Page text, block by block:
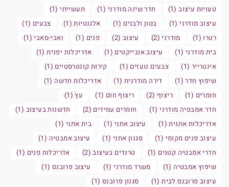
טעויות עיצוב (1)
חדר שינה מודרני (1)
תעשייתי (1)
עיצוב מודרני (1)
בטון ולבנים (1) אלגנטיות (1)
צבעים (1)
רטרו (1)
מודרני (2) עיצוב (2) פנים (1)
ואבי-סאבי (1)
בית מודרני (1)
עיצוב אובייקטים (1)
אדריכלות יפנית (1)
אינטרייר (1)
צבעים נועזים (1)
קירות קונטרסטיים (1)
שיפוץ חדר (1)
דירה מודרנית (1)
אדריכלות חדשה (1)
חומרים (1)
ריצוף (2) ריצוף חום (1)
עץ (1)
חדר אמבטיה מודרני (1)
חומרים עמידים (2)
חדשנות בעיצוב (1)
אדריכלות אתנית (1)
עיצוב אתני (1)
בית אתני (1)
עיצוב פנים מקומי (1)
סגנון אתני (1)
עיצוב אמבטיה (1)
חדרי אמבטיה קטנים (1)
טרנדים בעיצוב (2)
אדריכלות פנים (1)
שיפוץ אמבטיה (1)
משרד מודרני (1)
עיצוב פרובנס (1)
עיצוב פרובנס לבית (1)
סגנון פרובנס (1)